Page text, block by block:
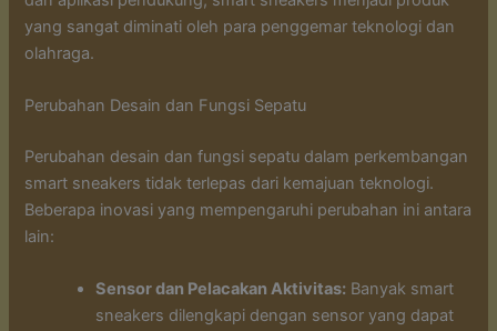
yang sangat diminati oleh para penggemar teknologi dan
olahraga.
Perubahan Desain dan Fungsi Sepatu
Perubahan desain dan fungsi sepatu dalam perkembangan
smart sneakers tidak terlepas dari kemajuan teknologi.
Beberapa inovasi yang mempengaruhi perubahan ini antara
lain:
Sensor dan Pelacakan Aktivitas: Banyak smart
sneakers dilengkapi dengan sensor yang dapat